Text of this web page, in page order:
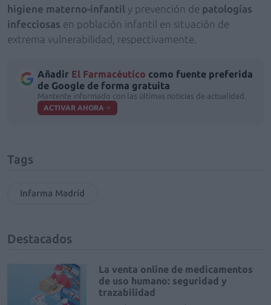
higiene materno-infantil y prevención de patologías
infecciosas en población infantil en situación de
extrema vulnerabilidad, respectivamente.
Añadir El Farmacéutico como fuente preferida
de Google de forma gratuita
Mantente informado con las últimas noticias de actualidad.
ACTIVAR AHORA
Tags
Infarma Madrid
Destacados
La venta online de medicamentos
de uso humano: seguridad y
trazabilidad